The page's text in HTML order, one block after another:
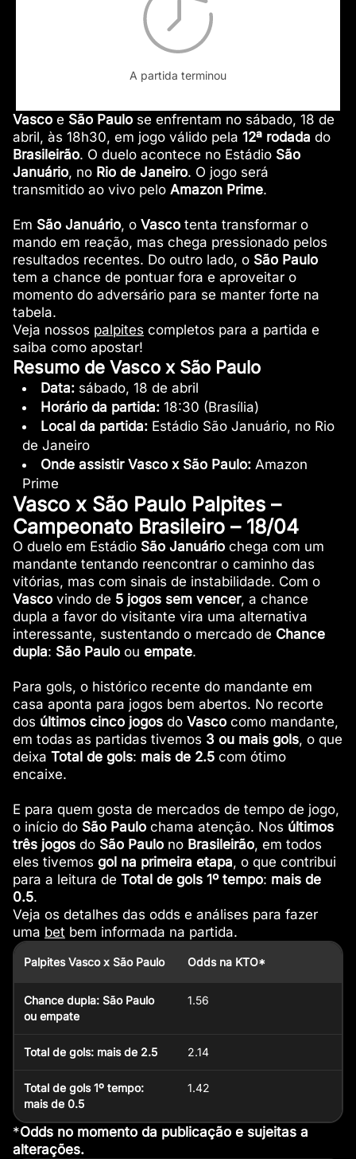
A partida terminou
Vascoe São Paulose enfrentam no sábado, 18 de
abril, às 18h30, em jogo válido pela 12ª rodada do
Brasileirão. O duelo acontece no Estádio São
Januário, no Rio de Janeiro. O jogo será
transmitido ao vivo pelo Amazon Prime.
Em São Januário, o Vascotenta transformar o
mando em reação, mas chega pressionado pelos
resultados recentes. Do outro lado, o São Paulo
tem a chance de pontuar fora e aproveitar o
momento do adversário para se manter forte na
tabela.
Veja nossos palpites completos para a partida e
saiba como apostar!
Resumo de Vasco x São Paulo
Data:sábado, 18 de abril
Horário da partida:18:30 (Brasília)
Local da partida:Estádio São Januário, no Rio
de Janeiro
Onde assistir Vasco x São Paulo: Amazon
Prime
Vasco x São Paulo Palpites –
Campeonato Brasileiro – 18/04
O duelo em Estádio São Januáriochega com um
mandante tentando reencontrar o caminho das
vitórias, mas com sinais de instabilidade. Com o
Vascovindo de 5 jogos sem vencer, a chance
dupla a favor do visitante vira uma alternativa
interessante, sustentando o mercado de Chance
dupla: São Pauloou empate.
Para gols, o histórico recente do mandante em
casa aponta para jogos bem abertos. No recorte
dos últimos cinco jogosdo Vascocomo mandante,
em todas as partidas tivemos 3 ou mais gols, o que
deixa Total de gols: mais de 2.5com ótimo
encaixe.
E para quem gosta de mercados de tempo de jogo,
o início do São Paulochama atenção. Nos últimos
três jogosdo São Paulono Brasileirão, em todos
eles tivemos gol na primeira etapa, o que contribui
para a leitura de Total de gols 1º tempo: mais de
0.5.
Veja os detalhes das odds e análises para fazer
uma betbem informada na partida.
Palpites Vasco x São Paulo Odds na KTO*
Chance dupla: São Paulo
ou empate
1.56
Total de gols: mais de 2.5 2.14
Total de gols 1º tempo:
mais de 0.5
1.42
*Odds no momento da publicação e sujeitas a
alterações.